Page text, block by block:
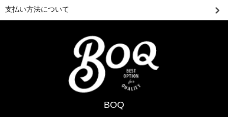
支払い方法について
BOQ